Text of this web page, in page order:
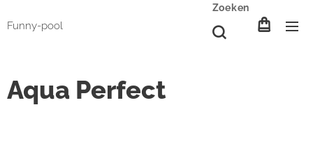
Funny-pool
Zoeken
Aqua Perfect